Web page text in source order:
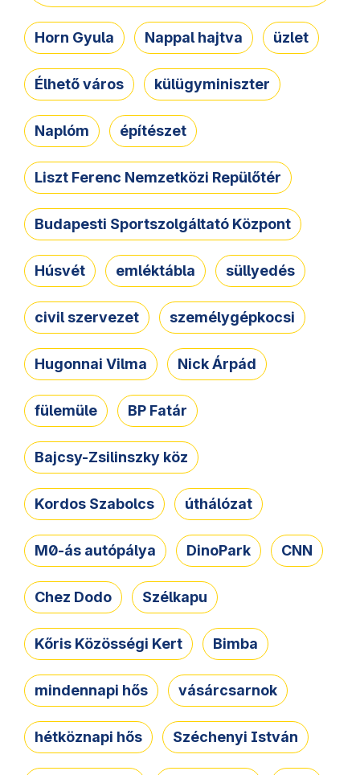
Horn Gyula Nappal hajtva üzlet
Élhető város külügyminiszter
Naplóm építészet
Liszt Ferenc Nemzetközi Repülőtér
Budapesti Sportszolgáltató Központ
Húsvét emléktábla süllyedés
civil szervezet személygépkocsi
Hugonnai Vilma Nick Árpád
fülemüle BP Fatár
Bajcsy-Zsilinszky köz
Kordos Szabolcs úthálózat
M0-ás autópálya DinoPark CNN
Chez Dodo Szélkapu
Kőris Közösségi Kert Bimba
mindennapi hős vásárcsarnok
hétköznapi hős Széchenyi István